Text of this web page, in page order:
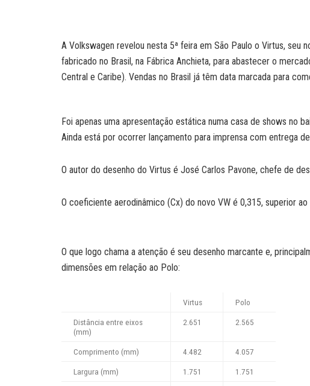
A
p
p
d
I
n
o
o
k
n
k
A Volkswagen revelou nesta 5ª feira em São Paulo o Virtus, seu
fabricado no Brasil, na Fábrica Anchieta, para abastecer o
Central e Caribe). Vendas no Brasil já têm data marcada para
Foi apenas uma apresentação estática numa casa de shows no
Ainda está por ocorrer lançamento para imprensa com entrega
O autor do desenho do Virtus é José Carlos Pavone, chefe de
O coeficiente aerodinâmico (Cx) do novo VW é 0,315, superior
O que logo chama a atenção é seu desenho marcante e,
dimensões em relação ao Polo:
Virtus Polo
Distância entre eixos
(mm)
2.651 2.565
Comprimento (mm) 4.482 4.057
Largura (mm) 1.751 1.751